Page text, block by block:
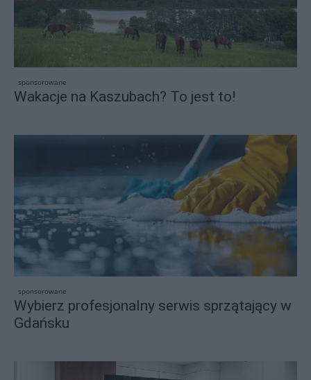
sponsorowane
Wakacje na Kaszubach? To jest to!
sponsorowane
Wybierz profesjonalny serwis sprzątający w
Gdańsku